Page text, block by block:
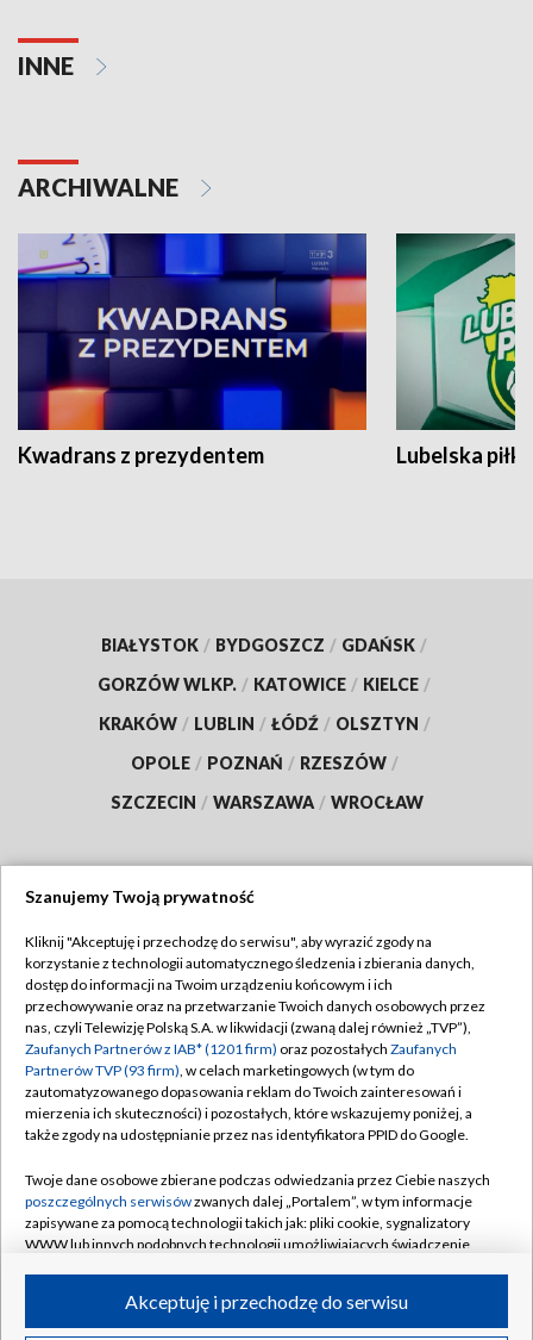
INNE
ARCHIWALNE
Kwadrans z prezydentem Lubelska piłka
BIAŁYSTOK / BYDGOSZCZ / GDAŃSK /
GORZÓW WLKP. / KATOWICE / KIELCE /
KRAKÓW / LUBLIN / ŁÓDŹ / OLSZTYN /
OPOLE / POZNAŃ / RZESZÓW /
SZCZECIN / WARSZAWA / WROCŁAW
TVP
Abonament TVP
Emisja w TVP
Centrum informacji TVP
Naziemna Telewizja Cyfrowa
Rada Programowa
System NOS
Informacje o nadawcy
Program dla prasy
Regulamin TVP
Polityka prywatności
Moje zgody
Pomoc
Kontakt
Kanały
Szanujemy Twoją prywatność
Kliknij "Akceptuję i przechodzę do serwisu", aby wyrazić zgody na
korzystanie z technologii automatycznego śledzenia i zbierania danych,
dostęp do informacji na Twoim urządzeniu końcowym i ich
przechowywanie oraz na przetwarzanie Twoich danych osobowych przez
nas, czyli Telewizję Polską S.A. w likwidacji (zwaną dalej również „TVP”),
Zaufanych Partnerów z IAB* (1201 firm) oraz pozostałych Zaufanych
Partnerów TVP (93 firm), w celach marketingowych (w tym do
zautomatyzowanego dopasowania reklam do Twoich zainteresowań i
mierzenia ich skuteczności) i pozostałych, które wskazujemy poniżej, a
także zgody na udostępnianie przez nas identyfikatora PPID do Google.
Twoje dane osobowe zbierane podczas odwiedzania przez Ciebie naszych
poszczególnych serwisówzwanych dalej „Portalem”, w tym informacje
zapisywane za pomocą technologii takich jak: pliki cookie, sygnalizatory
WWW lub innych podobnych technologii umożliwiających świadczenie
ruchu w Internecie.Akceptuję i przechodzę do serwisu